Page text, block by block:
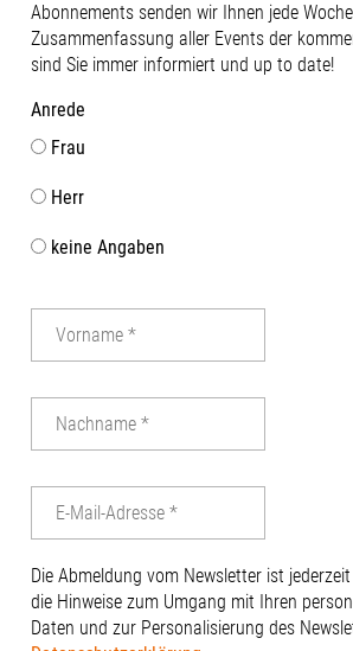
Abonnements senden wir Ihnen jede
Zusammenfassung aller Events der
sind Sie immer informiert und up to date!
Anrede
Frau
Herr
keine Angaben
Die Abmeldung vom Newsletter ist
die Hinweise zum Umgang mit Ihren
Daten und zur Personalisierung des